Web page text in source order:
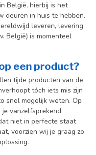
België, hierbij is het
deuren in huis te hebben.
leveren, levering
België) is momenteel
een product?
tijde producten van de
tóch iets mis zijn
snel mogelijk weten. Op
vanzelfsprekend
niet in perfecte staat
voorzien wij je graag zo